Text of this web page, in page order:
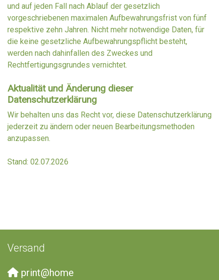
und auf jeden Fall nach Ablauf der gesetzlich
vorgeschriebenen maximalen Aufbewahrungsfrist von fünf
respektive zehn Jahren. Nicht mehr notwendige Daten, für
die keine gesetzliche Aufbewahrungspflicht besteht,
werden nach dahinfallen des Zweckes und
Rechtfertigungsgrundes vernichtet.
Aktualität und Änderung dieser
Datenschutzerklärung
Wir behalten uns das Recht vor, diese Datenschutzerklärung
jederzeit zu ändern oder neuen Bearbeitungsmethoden
anzupassen.
Stand: 02.07.2026
Versand
print@home